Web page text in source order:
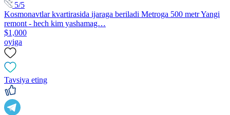
5/5
Kosmonavtlar kvartirasida ijaraga beriladi Metroga 500 metr Yangi
remont - hech kim yashamag…
$1,000
oyiga
Tavsiya eting